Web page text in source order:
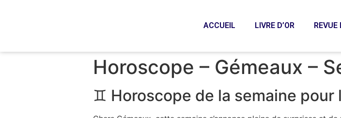
ACCUEIL LIVRE D’OR REVUE
Horoscope – Gémeaux –
♊ Horoscope de la semaine pour